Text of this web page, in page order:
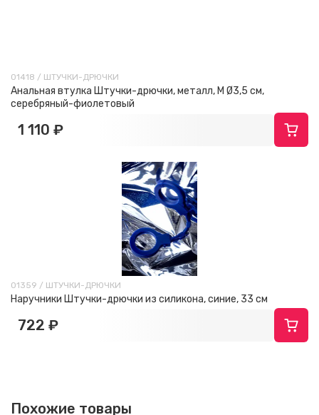
01418 / ШТУЧКИ-ДРЮЧКИ
Анальная втулка Штучки-дрючки, металл, M Ø3,5 см,
серебряный-фиолетовый
1 110 ₽
01359 / ШТУЧКИ-ДРЮЧКИ
Наручники Штучки-дрючки из силикона, синие, 33 см
722 ₽
Похожие товары